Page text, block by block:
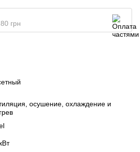
грн
осушение, охлаждение и